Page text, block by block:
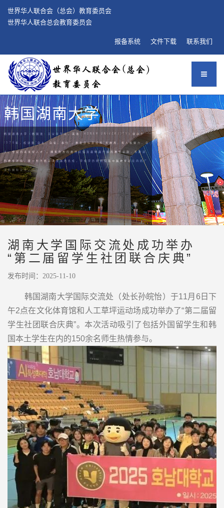
世界华人联合会（总会）教育委员会
世界华人联合总会教育委员会
报备系统 文件下载 联系我们
韩国湖南大学
韩国湖南大学（韩国语：호남대학교，英语：HONAM UNIVERSITY）创办于
1978年，校训是“自主、自省、奉仕”，教育目标是培养“有教养、有人格魅力、自
主、专业的未来型人才"。拥有优秀的教师队伍及最新最完备的教育设施，有舒适
的教育环境，是一所不断寻求发展的名校，学校学历得到包括中国教育部在内的广
泛的国际认可。
湖南大学国际交流处成功举办
“第二届留学生社团联合庆典”
发布时间：2025-11-10
韩国湖南大学国际交流处（处长孙皖怡）于11月6日下
午2点在文化体育馆和人工草坪运动场成功举办了“第二届留
学生社团联合庆典”。本次活动吸引了包括外国留学生和韩
国本土学生在内的150余名师生热情参与。